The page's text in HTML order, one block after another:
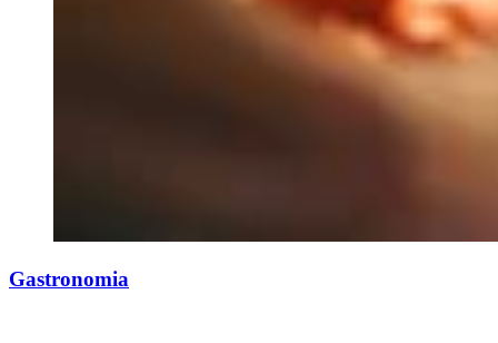
Gastronomia